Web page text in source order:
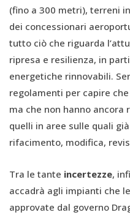
(fino a 300 metri), terreni
dei concessionari
tutto ciò che riguarda
ripresa e resilienza, in
energetiche rinnovabili.
regolamenti per capire
ma che non hanno ancora
quelli in aree sulle quali
rifacimento, modifica,
Tra le tante incertezze,
accadrà agli impianti che
approvate dal governo